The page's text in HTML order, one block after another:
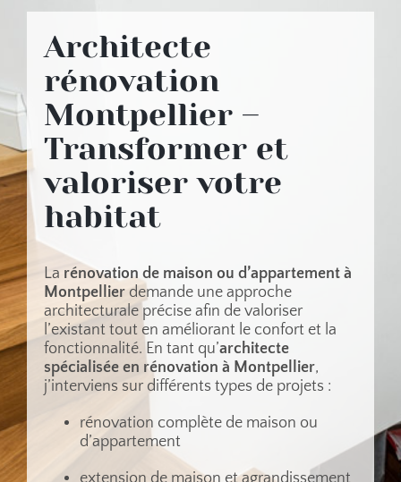
Architecte
rénovation
Montpellier –
Transformer et
valoriser votre
habitat
La rénovation de maison ou d’appartement à
Montpellier demande une approche
architecturale précise afin de valoriser
l’existant tout en améliorant le confort et la
fonctionnalité. En tant qu’architecte
spécialisée en rénovation à Montpellier,
j’interviens sur différents types de projets :
rénovation complète de maison ou
d’appartement